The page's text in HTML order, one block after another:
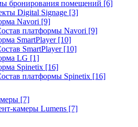
бронирования помещений [6]
Digital Signage [3]
Navori [9]
платформы Navori [9]
SmartPlayer [10]
SmartPlayer [10]
LG [1]
Spinetix [16]
платформы Spinetix [16]
[7]
камеры Lumens [7]